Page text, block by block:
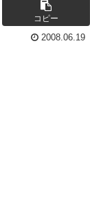
コピー
2008.06.19